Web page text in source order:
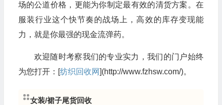
场的公道价格，更能为你制定最有效的清货方案。在
服装行业这个快节奏的战场上，高效的库存变现能
力，就是你最强的现金流弹药。
欢迎随时考察我们的专业实力，我们的门户始终
为您打开：[纺织回收网](http://www.fzhsw.com/)。
女装/裙子尾货回收